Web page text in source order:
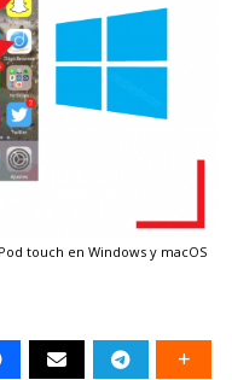
touch en Windows y macOS